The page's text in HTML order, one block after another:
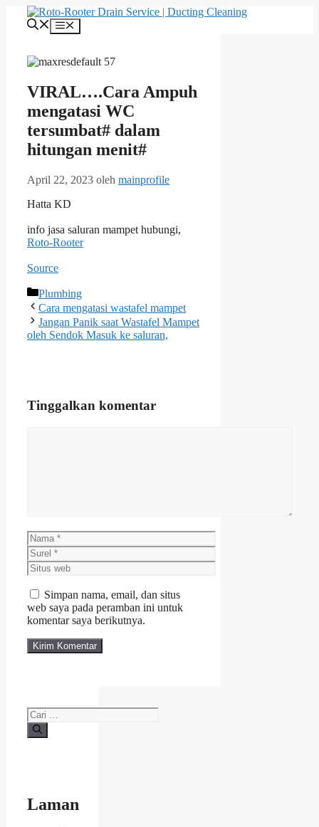
Langsung
Menu
VIRAL….Cara Ampuh
mengatasi WC
tersumbat# dalam
hitungan menit#
April 22, 2023 oleh mainprofile
Hatta KD
info jasa saluran mampet hubungi,
Roto-Rooter
Source
Kategori
Plumbing
Cara mengatasi wastafel mampet
Jangan Panik saat Wastafel Mampet
oleh Sendok Masuk ke saluran,
Tinggalkan komentar
Nama
Surel
Situs
web
Simpan nama, email, dan situs
web saya pada peramban ini untuk
komentar saya berikutnya.
Cari
untuk:
Laman